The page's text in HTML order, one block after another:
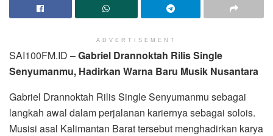
ADVERTISEMENT
SAI100FM.ID –Gabriel Drannoktah Rilis Single
Senyumanmu, Hadirkan Warna Baru Musik Nusantara
Gabriel Drannoktah Rilis Single Senyumanmu sebagai
langkah awal dalam perjalanan kariernya sebagai solois.
Musisi asal Kalimantan Barat tersebut menghadirkan karya